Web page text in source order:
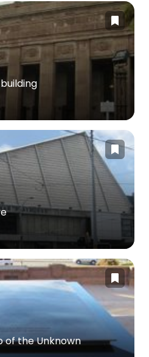
of the Unknown